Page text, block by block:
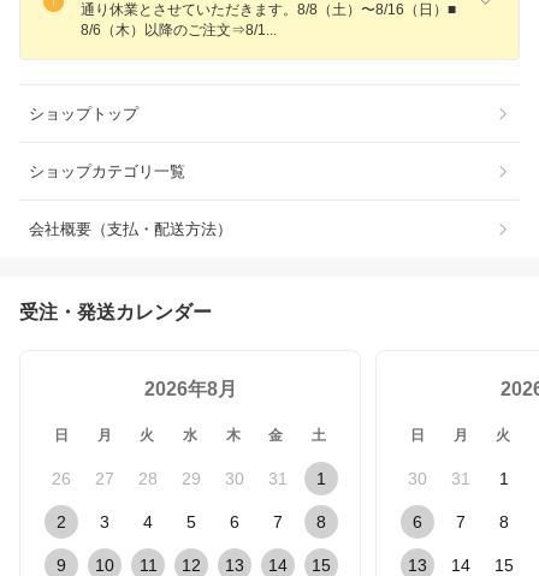
通り休業とさせていただきます。8/8（土）〜8/16（日）■
8/6（木）以降のご注文⇒8/1
ショップトップ
ショップカテゴリ一覧
会社概要（支払・配送方法）
受注・発送カレンダー
2026年8月
日 月 火 水 木 金 土
26 27 28 29 30 31 1
2 3 4 5 6 7 8
9 10 11 12 13 14 15
日 月 火
30 31 1
6 7 8
13 14 15